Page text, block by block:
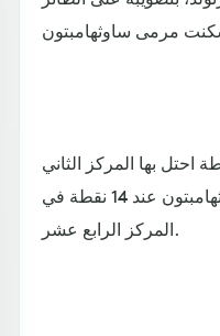
رصيد ليفربول 28 نقطة احتل بها المركز الثاني
مؤقتا، بينما تجمد رصيد ساوثهامبتون عند 14 نقطة في
المركز الرابع عشر.